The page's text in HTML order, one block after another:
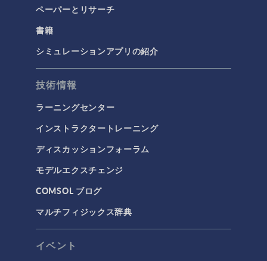
ペーパーとリサーチ
書籍
シミュレーションアプリの紹介
技術情報
ラーニングセンター
インストラクタートレーニング
ディスカッションフォーラム
モデルエクスチェンジ
COMSOL ブログ
マルチフィジックス辞典
イベント